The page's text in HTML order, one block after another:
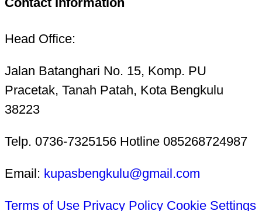
Head Office:
Jalan Batanghari No. 15, Komp. PU
Pracetak, Tanah Patah, Kota Bengkulu
38223
Telp. 0736-7325156 Hotline 085268724987
Email: kupasbengkulu@gmail.com
Terms of Use Privacy Policy Cookie Settings